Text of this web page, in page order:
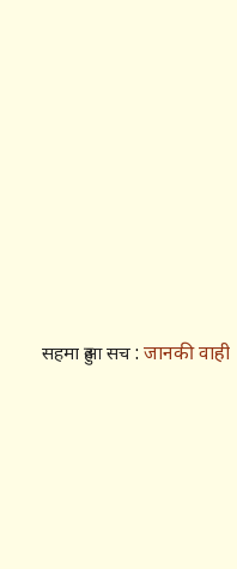
सहमा हुआ सच : जानकी वाही